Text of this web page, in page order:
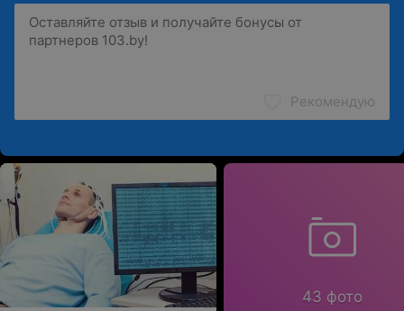
Рекомендую
43 фото